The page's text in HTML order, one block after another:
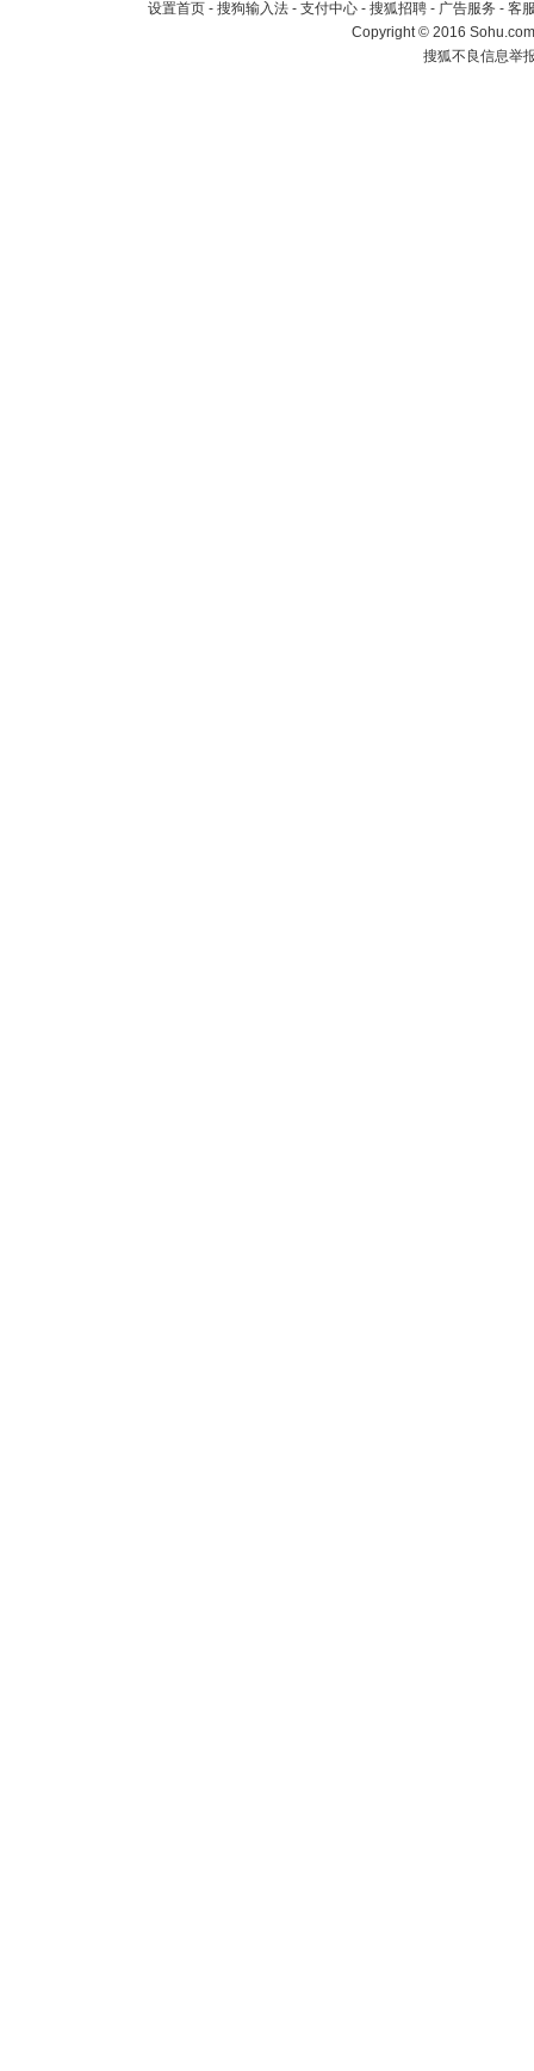
设置首页 - 搜狗输入法 - 支付中心 - 搜狐招聘 - 广告服务 - 客
Copyright©2016
搜狐不良信息举